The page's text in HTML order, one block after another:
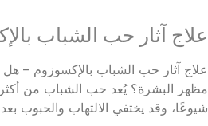
علاج آثار حب الشباب
علاج آثار حب الشباب بالإكسوزوم –
مظهر البشرة؟ يُعد حب الشباب من أكثر
شيوعًا، وقد يختفي الالتهاب والحبوب بعد